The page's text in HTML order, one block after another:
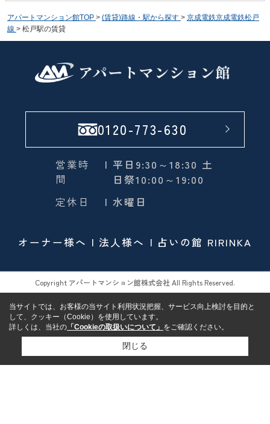
アパートマンション館TOP > (賃貸)路線・駅から探す > 京成電鉄京成電鉄松戸
線 > 松戸駅の賃貸
0120-773-630
営業時
間
| 平日9:30～18:30 土
日祭10:00～19:00
定休日
| 水曜日
オーナー様へ 法人様へ 占いの館 RIRINKA
Copyright アパートマンション館株式会社 All Rights Reserved.
当サイトでは、お客様の当サイト利用状況把握、サービス向上検討を目的と
して、クッキー（Cookie）を使用しています。
詳しくは、当社の 「Cookieの取扱いについて」 をご確認ください。
閉じる